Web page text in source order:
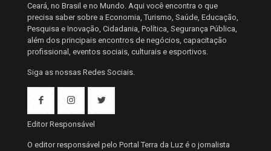
Ceará, no Brasil e no Mundo. Aqui você encontra o que
precisa saber sobre a Economia, Turismo, Saúde, Educação,
Pesquisa e Inovação, Cidadania, Política, Segurança Pública,
além dos principais encontros de negócios, capacitação
profissional, eventos sociais, culturais e esportivos.
Siga as nossas Redes Sociais.
Editor Responsável
O editor responsável pelo Portal Terra da Luz é o jornalista